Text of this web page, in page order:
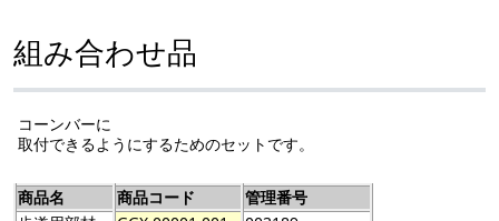
組み合わせ品
コーンバーに
取付できるようにするためのセットです。
商品名 商品コード
管理番号